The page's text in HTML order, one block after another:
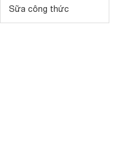
Sữa công thức